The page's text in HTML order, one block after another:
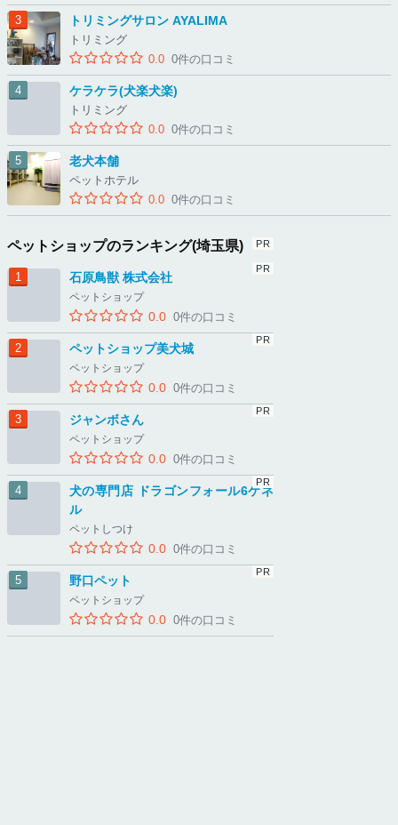
トリミングサロン AYALIMA
トリミング
0.0 0件の口コミ
ケラケラ(犬楽犬楽)
トリミング
0.0 0件の口コミ
老犬本舗
ペットホテル
0.0 0件の口コミ
ペットショップのランキング(埼玉県)
石原鳥獣 株式会社
ペットショップ
0.0 0件の口コミ
ペットショップ美犬城
ペットショップ
0.0 0件の口コミ
ジャンボさん
ペットショップ
0.0 0件の口コミ
犬の専門店 ドラゴンフォール6ケネ
ル
ペットしつけ
0.0 0件の口コミ
野口ペット
ペットショップ
0.0 0件の口コミ